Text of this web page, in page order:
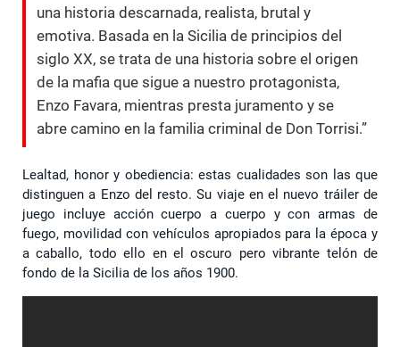
una historia descarnada, realista, brutal y
emotiva. Basada en la Sicilia de principios del
siglo XX, se trata de una historia sobre el origen
de la mafia que sigue a nuestro protagonista,
Enzo Favara, mientras presta juramento y se
abre camino en la familia criminal de Don Torrisi.”
Lealtad, honor y obediencia: estas cualidades son las que
distinguen a Enzo del resto. Su viaje en el nuevo tráiler de
juego incluye acción cuerpo a cuerpo y con armas de
fuego, movilidad con vehículos apropiados para la época y
a caballo, todo ello en el oscuro pero vibrante telón de
fondo de la Sicilia de los años 1900.